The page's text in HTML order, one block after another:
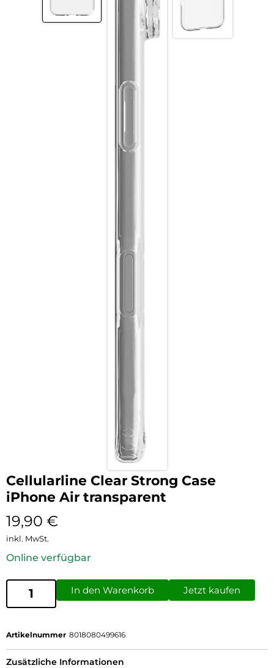
Cellularline Clear Strong Case
iPhone Air transparent
19,90 €
inkl. MwSt.
Online verfügbar
In den Warenkorb Jetzt kaufen
Artikelnummer 8018080499616
Zusätzliche Informationen